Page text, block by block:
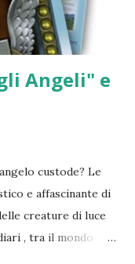
dite al vostro
Angeli" e
custode? Le
e affascinante di
creature di luce
, tra il mondo